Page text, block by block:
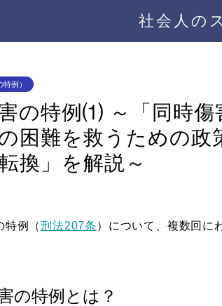
社会人の
例）
の特例⑴ ～「同時傷
困難を救うための政
換」を解説～
特例（刑法207条 ）について、複数回に
の特例とは？